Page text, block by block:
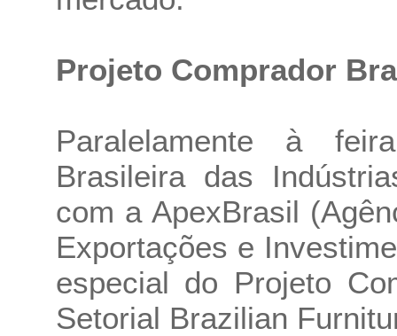
Projeto Comprador
Paralelamente à
Brasileira das
com a ApexBrasil
Exportações e
especial do Projeto
Setorial Brazilian